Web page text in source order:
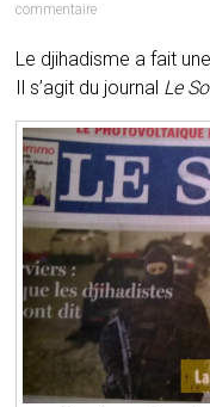
commentaire
Le djihadisme a fait
Il s’agit du journal Le